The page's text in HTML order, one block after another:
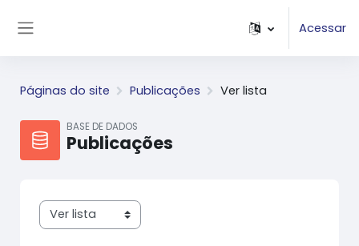
Acessar
Páginas do site Publicações Ver lista
BASE DE DADOS
Publicações
Navegação terciária do modo de visualização